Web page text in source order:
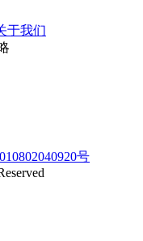
于我们
号